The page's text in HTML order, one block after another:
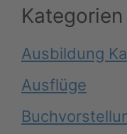
Kategorien
Ausbildung
Ausflüge